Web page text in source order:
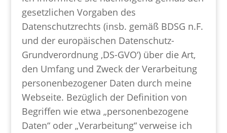
gesetzlichen Vorgaben des
Datenschutzrechts (insb. gemäß BDSG n.F.
und der europäischen Datenschutz-
Grundverordnung ‚DS-GVO‘) über die Art,
den Umfang und Zweck der Verarbeitung
personenbezogener Daten durch meine
Webseite. Bezüglich der Definition von
Begriffen wie etwa „personenbezogene
Daten“ oder „Verarbeitung“ verweise ich